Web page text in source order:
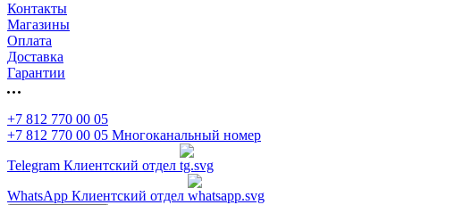
Контакты
Магазины
Оплата
Доставка
Гарантии
+7 812 770 00 05
+7 812 770 00 05 Многоканальный номер
Telegram Клиентский отдел
WhatsApp Клиентский отдел